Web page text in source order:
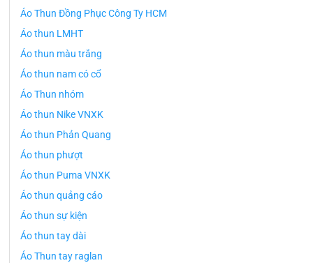
Áo Thun Đồng Phục Công Ty HCM
Áo thun LMHT
Áo thun màu trắng
Áo thun nam có cổ
Áo Thun nhóm
Áo thun Nike VNXK
Áo thun Phản Quang
Áo thun phượt
Áo thun Puma VNXK
Áo thun quảng cáo
Áo thun sự kiện
Áo thun tay dài
Áo Thun tay raglan